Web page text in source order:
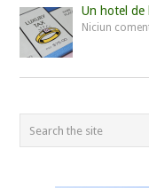
Un hotel de
Niciun